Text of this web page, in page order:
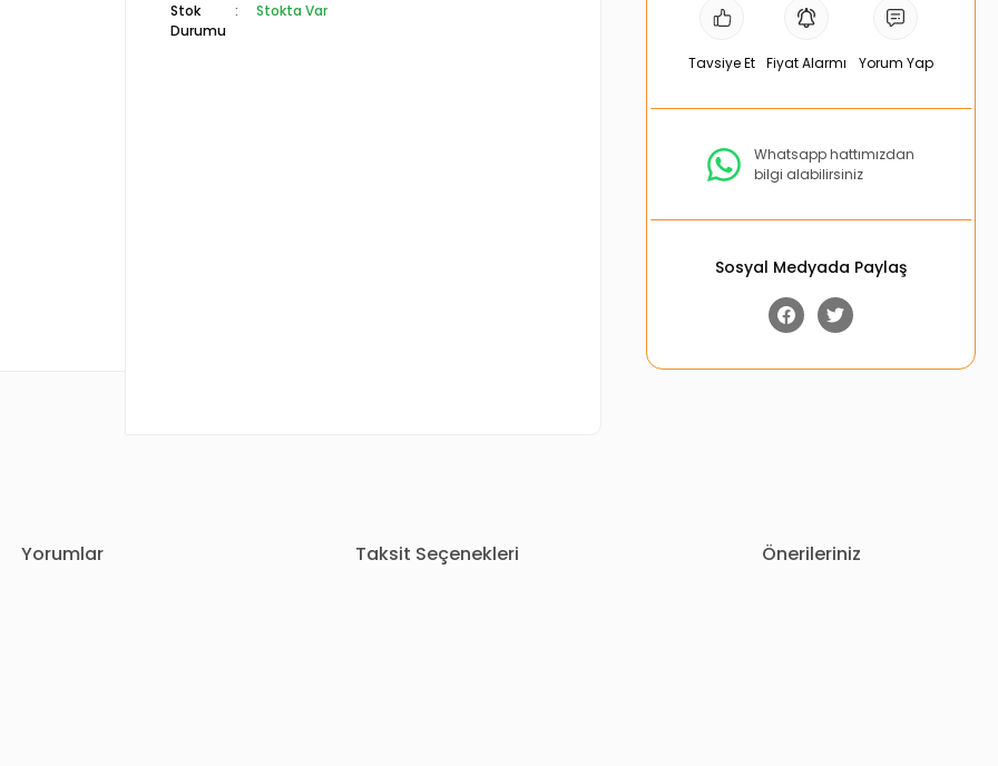
Stok
Durumu
Stokta Var
Tavsiye Et Fiyat Alarmı Yorum Yap
Whatsapp hattımızdan
bilgi alabilirsiniz
Sosyal Medyada Paylaş
Yorumlar Taksit Seçenekleri Önerileriniz